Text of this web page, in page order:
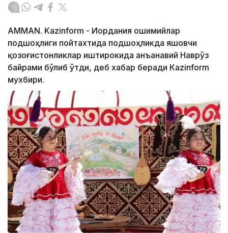
АММАN. Kazinform - Иордания Ҳошимийлар
подшоҳлиги пойтахтида подшоҳликда яшовчи
қозоғистонликлар иштирокида анъанавий Наврўз
байрами бўлиб ўтди, деб хабар беради Кazinform
мухбири.